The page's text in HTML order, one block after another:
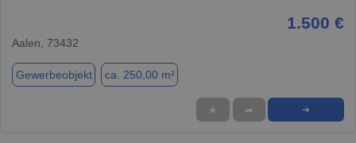
1.500 €
Aalen, 73432
Gewerbeobjekt ca. 250,00 m²
★ ➦ ➜